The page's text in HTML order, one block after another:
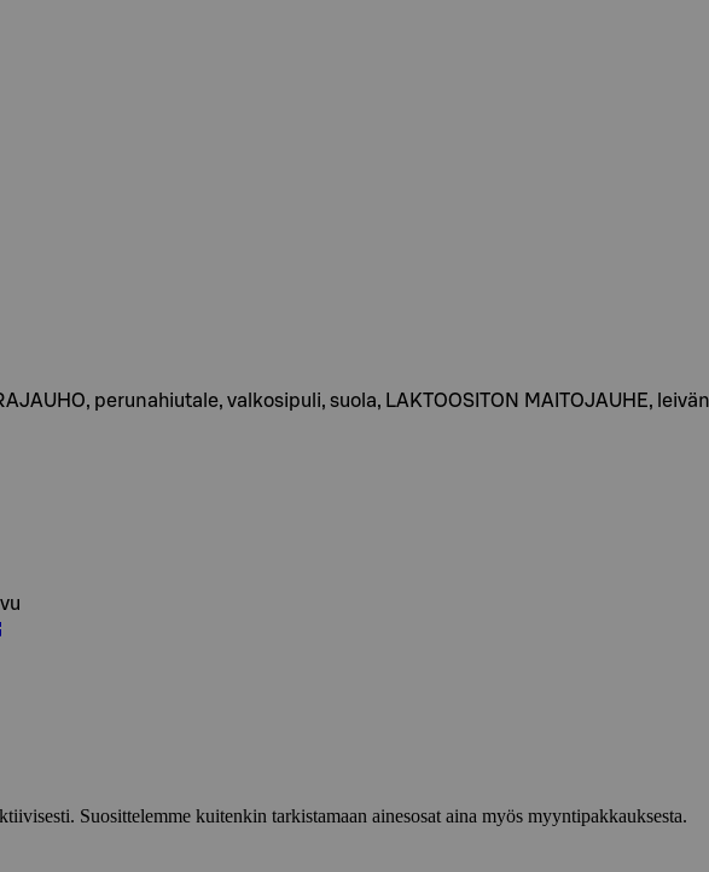
perunahiutale, valkosipuli, suola, LAKTOOSITON MAITOJAUHE,
Suosittelemme kuitenkin tarkistamaan ainesosat aina myös myyntipakkauksesta.